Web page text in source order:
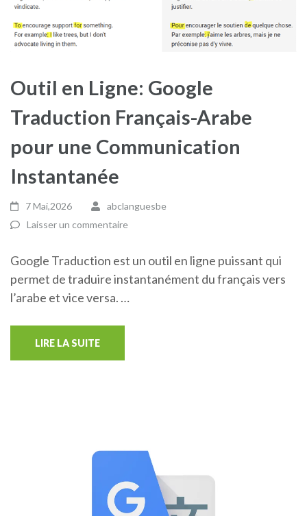
Outil en Ligne: Google
Traduction Français-Arabe
pour une Communication
Instantanée
7 Mai,2026
abclanguesbe
Laisser un commentaire
Google Traduction est un outil en ligne puissant qui
permet de traduire instantanément du français vers
l’arabe et vice versa. …
LIRE LA SUITE